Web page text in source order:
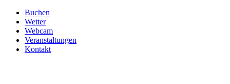
Buchen
Wetter
Webcam
Veranstaltungen
Kontakt